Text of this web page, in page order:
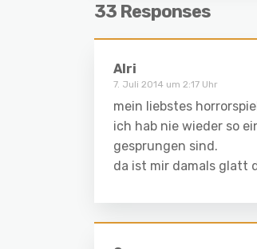
33 Responses
Alri
7. Juli 2014 um 2:17 Uhr
mein liebstes
ich hab nie wieder so
gesprungen sind.
da ist mir damals glatt